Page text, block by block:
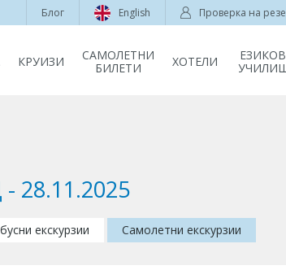
Блог English Проверка на
КРУИЗИ
САМОЛЕТНИ
БИЛЕТИ
ХОТЕЛИ
екскурзии Самолетни екскурзии